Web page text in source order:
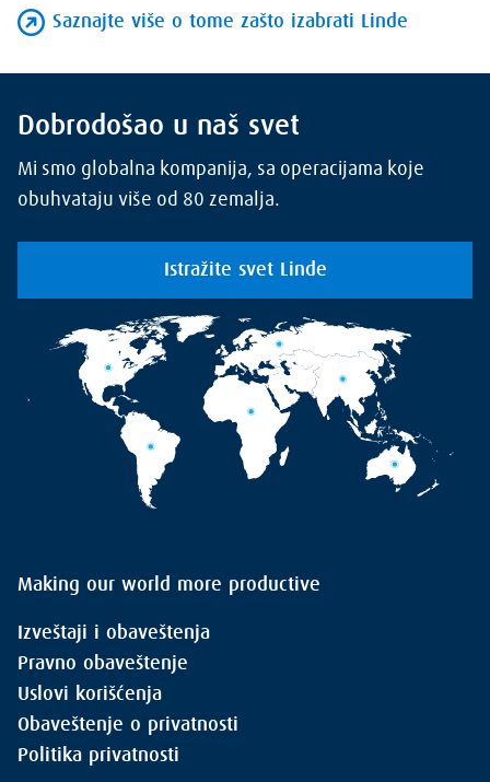
Saznajte više o tome zašto izabrati Linde
Dobrodošao u naš svet
Mi smo globalna kompanija, sa operacijama koje
obuhvataju više od 80 zemalja.
Istražite svet Linde
Making our world more productive
Izveštaji i obaveštenja
Pravno obaveštenje
Uslovi korišćenja
Obaveštenje o privatnosti
Politika privatnosti